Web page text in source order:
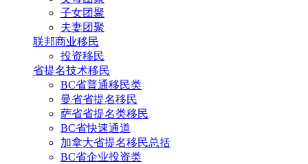
子女团聚
夫妻团聚
联邦商业移民
投资移民
省提名技术移民
BC省普通移民类
曼省省提名移民
萨省省提名类移民
BC省快速通道
加拿大省提名移民总括
BC省企业投资类